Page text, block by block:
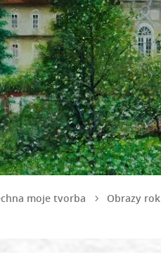
moje tvorba Obrazy